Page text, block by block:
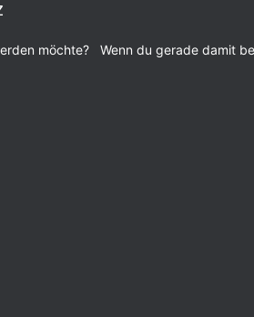
möchte? Wenn du gerade damit